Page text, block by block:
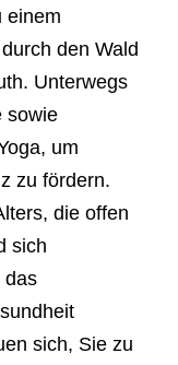
einem
den Wald
Unterwegs
sowie
um
zu fördern.
die offen
sich
das
sich, Sie zu